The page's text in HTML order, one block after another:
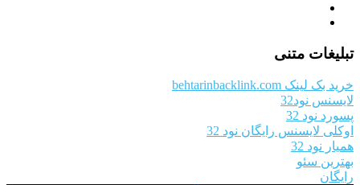
تبلیغات متنی
خرید بک لینک behtarinbacklink.com
لایسنس نود32
پسورد نود 32
اوکلی لایسنس رایگان نود 32
همیار نود 32
بهترین سئو
رایگان